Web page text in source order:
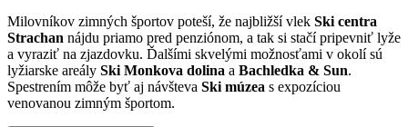
Milovníkov zimných športov poteší, že najbližší vlek Ski centra
Strachan nájdu priamo pred penziónom, a tak si stačí pripevniť lyže
a vyraziť na zjazdovku. Ďalšími skvelými možnosťami v okolí sú
lyžiarske areály Ski Monkova dolina a Bachledka & Sun.
Spestrením môže byť aj návšteva Ski múzea s expozíciou
venovanou zimným športom.